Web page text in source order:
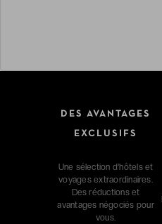
DES AVANTAGES
EXCLUSIFS
Une sélection d'hôtels et
voyages extraordinaires.
Des réductions et
avantages négociés pour
vous.